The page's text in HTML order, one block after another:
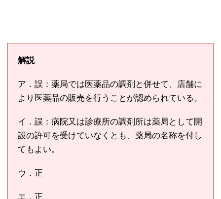
解説
ア．誤：薬局では医薬品の調剤と併せて、店舗に
より医薬品の販売を行うことが認められている。
イ．誤：病院又は診療所の調剤所は薬局として開
設の許可を受けていなくとも、薬局の名称を付し
てもよい。
ウ．正
エ．正